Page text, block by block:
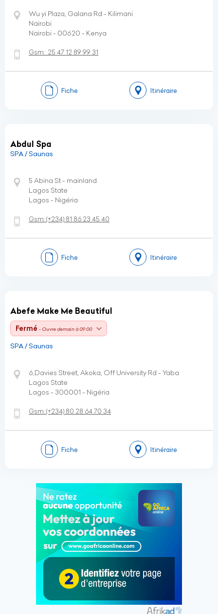
Wu yi Plaza, Galana Rd - Kilimani
Nairobi
Nairobi - 00620 - Kenya
Gsm: 25 47 12 89 99 31
Fiche Itinéraire
Abdul Spa
SPA / Saunas
5 Abina St - mainland
Lagos State
Lagos - Nigéria
Gsm:(+234) 81 86 23 45 40
Fiche Itinéraire
Abefe Make Me Beautiful
Fermé - Ouvre demain à 09:00
SPA / Saunas
6,Davies Street, Akoka, Off University Rd - Yaba
Lagos State
Lagos - 300001 - Nigéria
Gsm:(+234) 80 28 64 70 34
Fiche Itinéraire